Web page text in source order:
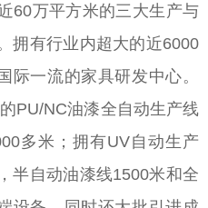
60万平方米的三大生产与
拥有行业内超大的近6000
际一流的家具研发中心。
PU/NC油漆全自动生产线
多米；拥有UV自动生产
半自动油漆线1500米和全